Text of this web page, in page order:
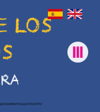
LOS